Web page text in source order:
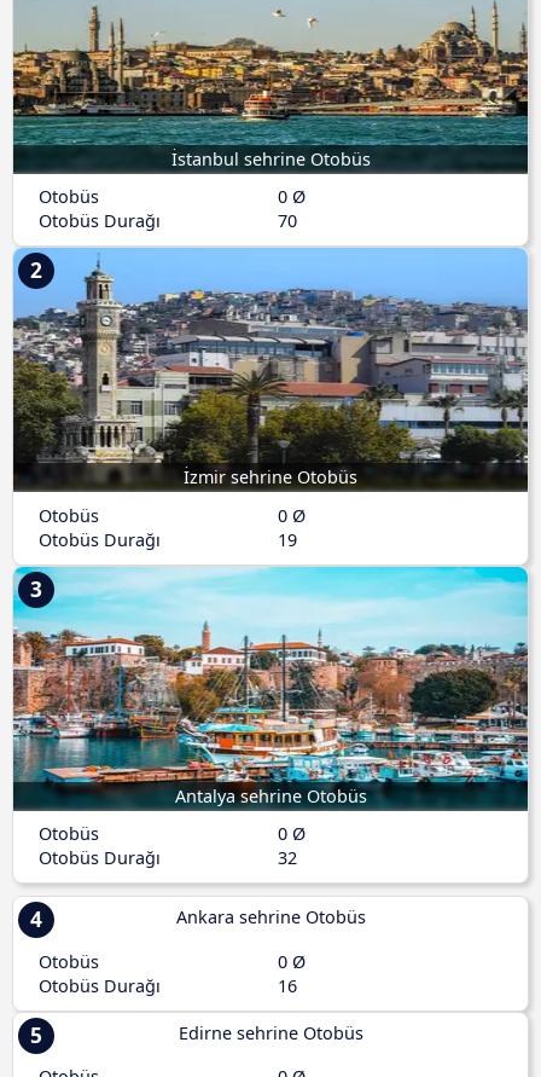
İstanbul sehrine Otobüs
Otobüs
0 Ø
Otobüs Durağı
70
İzmir sehrine Otobüs
2
Otobüs
0 Ø
Otobüs Durağı
19
Antalya sehrine Otobüs
3
Otobüs
0 Ø
Otobüs Durağı
32
Ankara sehrine Otobüs
4
Otobüs
0 Ø
Otobüs Durağı
16
Edirne sehrine Otobüs
5